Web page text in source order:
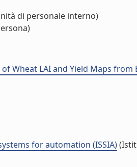
di personale interno)
Wheat LAI and Yield Maps from
for automation (ISSIA)